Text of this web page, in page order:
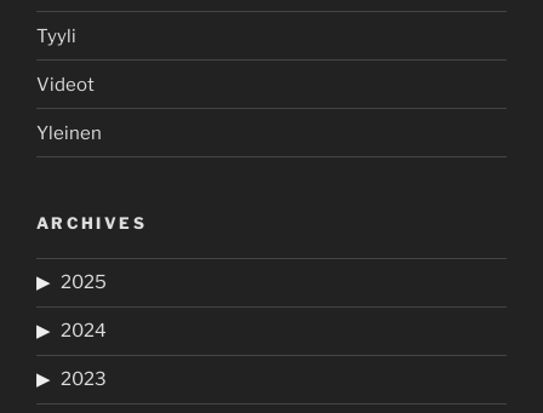
Tyyli
Videot
Yleinen
ARCHIVES
2025
2024
2023